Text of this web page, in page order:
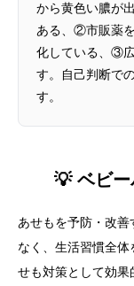
から黄色い膿が
ある、②市販薬
化している、③
す。自己判断で
す。
💡 ベビ
あせもを予防・改
なく、生活習慣全
せも対策として効果